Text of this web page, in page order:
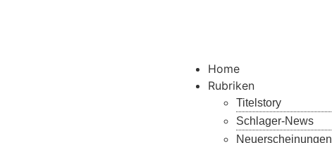
Home
Rubriken
Titelstory
Schlager-News
Neuerscheinungen